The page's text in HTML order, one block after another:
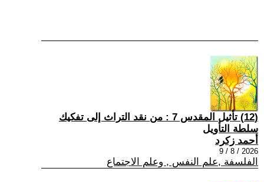
(12) تأثيل المقدس 7 : من نقد التراث إلى تفكيك
سلطة التأويل
أحمد زكرد
2026 / 8 / 9
الفلسفة ,علم النفس , وعلم الاجتماع